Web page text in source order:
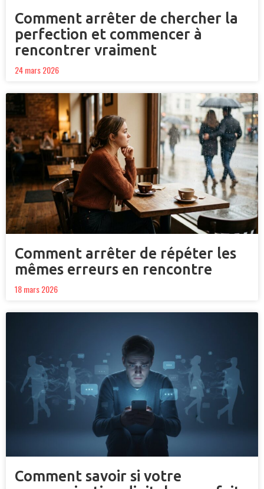
Comment arrêter de chercher la
perfection et commencer à
rencontrer vraiment
24 mars 2026
Comment arrêter de répéter les
mêmes erreurs en rencontre
18 mars 2026
Comment savoir si votre